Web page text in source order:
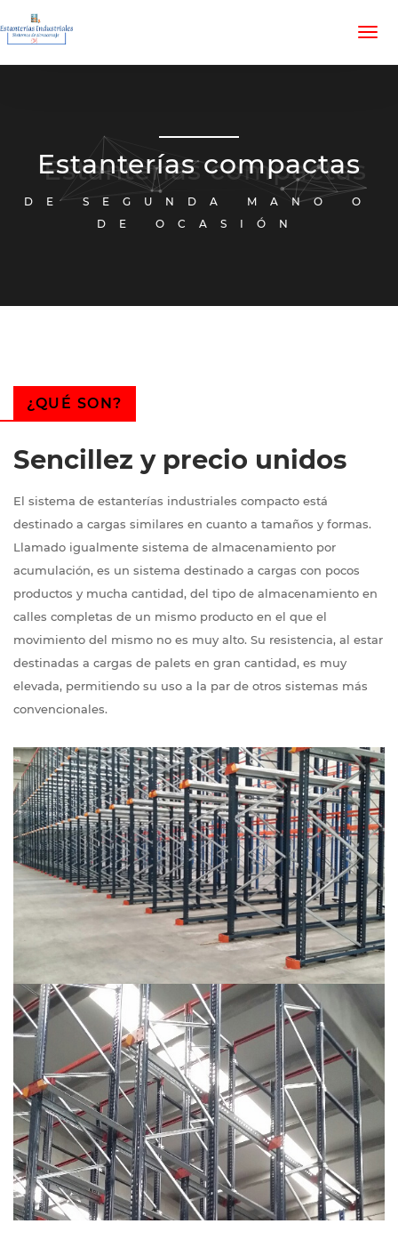
Estanterías compactas
DE SEGUNDA MANO O
DE OCASIÓN
¿QUÉ SON?
Sencillez y precio unidos
El sistema de estanterías industriales compacto está
destinado a cargas similares en cuanto a tamaños y formas.
Llamado igualmente sistema de almacenamiento por
acumulación, es un sistema destinado a cargas con pocos
productos y mucha cantidad, del tipo de almacenamiento en
calles completas de un mismo producto en el que el
movimiento del mismo no es muy alto. Su resistencia, al estar
destinadas a cargas de palets en gran cantidad, es muy
elevada, permitiendo su uso a la par de otros sistemas más
convencionales.